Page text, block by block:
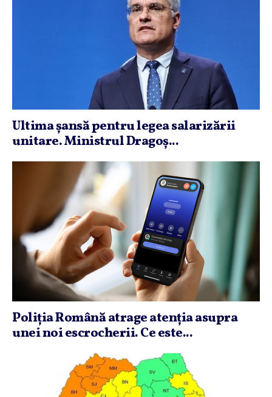
Ultima şansă pentru legea salarizării
unitare. Ministrul Dragoş...
Poliţia Română atrage atenţia asupra
unei noi escrocherii. Ce este...